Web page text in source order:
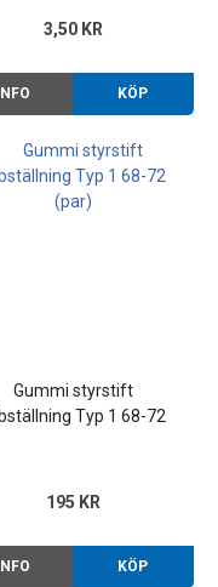
3,50 KR
INFO KÖP
Gummi styrstift
Typ 1 68-72
195 KR
INFO KÖP